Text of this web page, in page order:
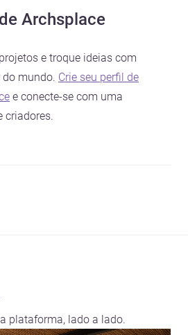
Archsplace
e troque ideias com
mundo. Crie seu perfil de
e conecte-se com uma
criadores.
plataforma, lado a lado.